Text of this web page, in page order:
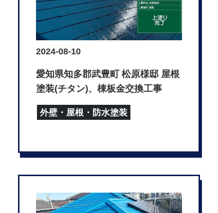
2024-08-10
愛知県知多郡武豊町 松原様邸 屋根
塗装(チタン)、棟板金交換工事
外壁・屋根・防水塗装